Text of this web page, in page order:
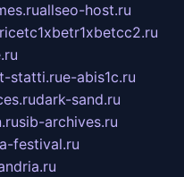
allseo-host.ru
statti.rue-abis1c.ru
dark-sand.ru
sib-archives.ru
festival.ru